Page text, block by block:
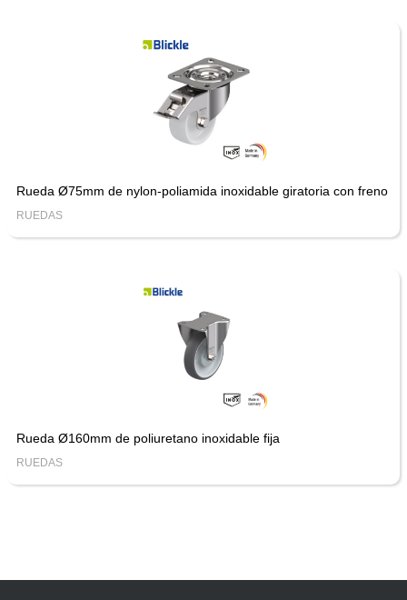
Rueda Ø75mm de nylon-poliamida inoxidable giratoria con freno
RUEDAS
Rueda Ø160mm de poliuretano inoxidable fija
RUEDAS